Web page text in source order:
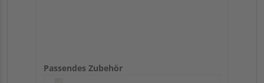
Passendes Zubehör